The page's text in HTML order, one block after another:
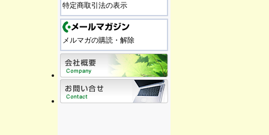
特定商取引法の表示
メルマガの購読・解除